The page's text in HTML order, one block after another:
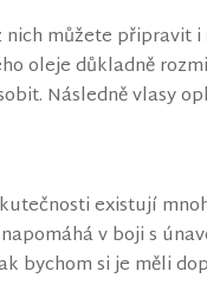
nich můžete připravit i
oleje důkladně
Následně vlasy
existují
v boji s
bychom si je měli